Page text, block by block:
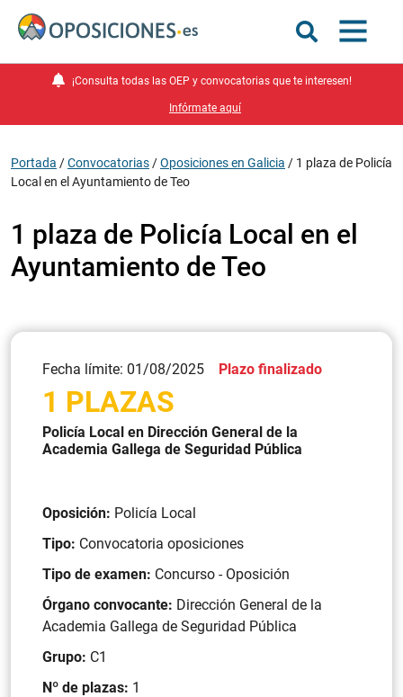
¡Consulta todas las OEP y convocatorias que te interesen!
Infórmate aquí
Portada /Convocatorias /Oposiciones en Galicia / 1 plaza de Policía
Local en el Ayuntamiento de Teo
1 plaza de Policía Local en el
Ayuntamiento de Teo
Fecha límite: 01/08/2025 Plazo finalizado
1 PLAZAS
Policía Local en Dirección General de la
Academia Gallega de Seguridad Pública
Oposición: Policía Local
Tipo: Convocatoria oposiciones
Tipo de examen: Concurso - Oposición
Órgano convocante: Dirección General de la
Academia Gallega de Seguridad Pública
Grupo: C1
Nº de plazas: 1